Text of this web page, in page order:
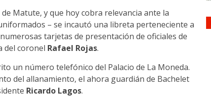
Matute, y que hoy cobra relevancia ante la
– se incautó una libreta perteneciente a
tarjetas de presentación de oficiales de
del coronel Rafael Rojas.
un número telefónico del Palacio de La Moneda.
del allanamiento, el ahora guardián de Bachelet
Ricardo Lagos.